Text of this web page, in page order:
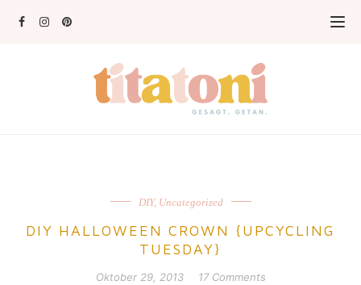
DIY, Uncategorized
DIY HALLOWEEN CROWN {UPCYCLING
TUESDAY}
Oktober 29, 2013 17 Comments